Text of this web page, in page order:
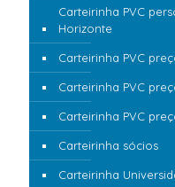
Carteirinha PVC
Horizonte
Carteirinha PVC
Carteirinha PVC
Carteirinha PVC
Carteirinha sócios
Carteirinha